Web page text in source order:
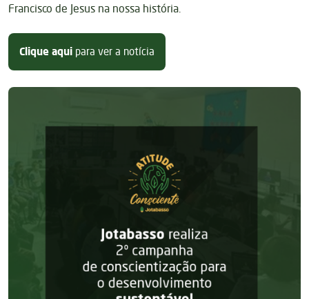
Francisco de Jesus na nossa história.
Clique aqui para ver a notícia